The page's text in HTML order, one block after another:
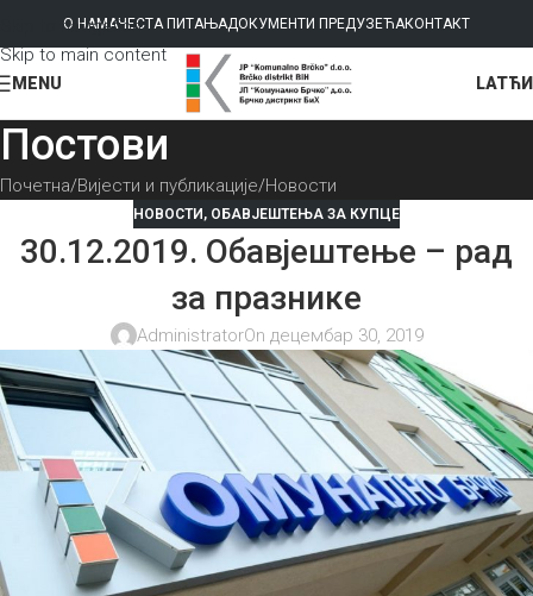
Skip to navigation
Skip to main content
О НАМАЧЕСТА ПИТАЊАДОКУМЕНТИ ПРЕДУЗЕЋАКОНТАКТ
MENU LAT
Постови
Почетна Вијести и публикације Новости
НОВОСТИ , ОБАВЈЕШТЕЊА ЗА КУПЦЕ
30.12.2019. Обавјештење – рад
за празнике
AdministratorOn децембар 30, 2019